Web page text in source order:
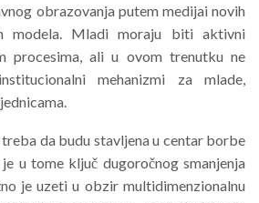
obrazovanja putem medijai novih
modela. Mladi moraju biti aktivni
procesima, ali u ovom trenutku ne
mehanizmi za mlade,
da budu stavljena u centar borbe
u tome ključ dugoročnog smanjenja
je uzeti u obzir multidimenzionalnu